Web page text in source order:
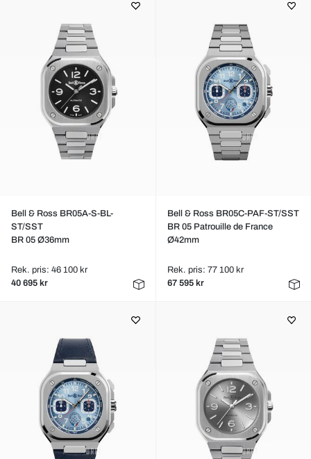
Bell & Ross BR05A-S-BL-
ST/SST
BR 05 Ø36mm
Rek. pris: 46 100 kr
40 695 kr
Bell & Ross BR05C-PAF-ST/SST
BR 05 Patrouille de France
Ø42mm
Rek. pris: 77 100 kr
67 595 kr